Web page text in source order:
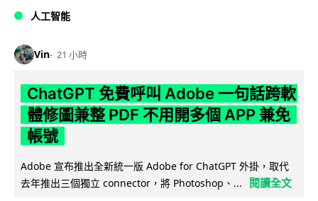
人工智能
Vin 21 小時
ChatGPT 免費呼叫 Adobe 一句話跨軟
體修圖兼整 PDF 不用開多個 APP 兼免
帳號
Adobe 宣布推出全新統一版 Adobe for ChatGPT 外掛，取代
去年推出三個獨立 connector，將 Photoshop、...
閱讀全文